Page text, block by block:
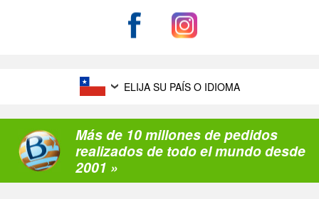
ELIJA SU PAÍS O IDIOMA
Más de 10 millones de pedidos
realizados de todo el mundo desde
2001 »